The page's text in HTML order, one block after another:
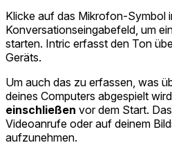
Klicke auf das Mikrofon-Symbol
Konversationseingabefeld, um
starten. Intric erfasst den Ton
Geräts.
Um auch das zu erfassen, was
deines Computers abgespielt
einschließen vor dem Start.
Videoanrufe oder auf deinem
aufzunehmen.